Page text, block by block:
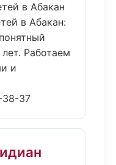
в Абакан
в Абакан:
Работаем
и
38-37